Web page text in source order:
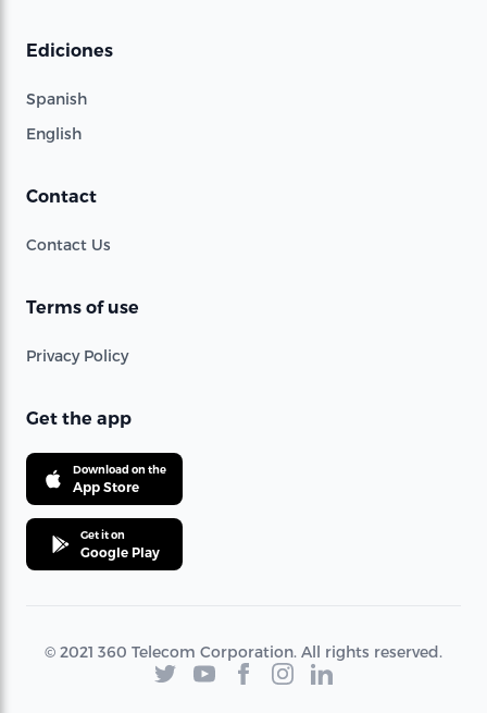
Ediciones
Spanish
English
Contact
Contact Us
Terms of use
Privacy Policy
Get the app
Download on the
App Store
Get it on
Google Play
© 2021 360 Telecom Corporation. All rights reserved.